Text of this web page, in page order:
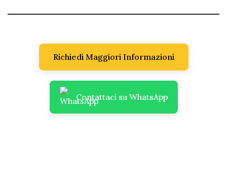
Richiedi Maggiori Informazioni
Contattaci su WhatsApp